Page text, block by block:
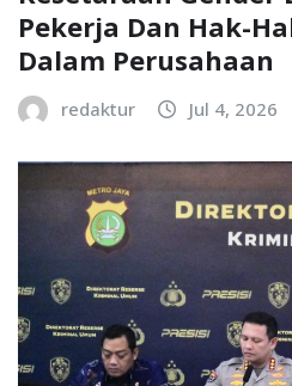
Pekerja Dan Hak-
Dalam Perusahaan
redaktur Jul 4, 2026